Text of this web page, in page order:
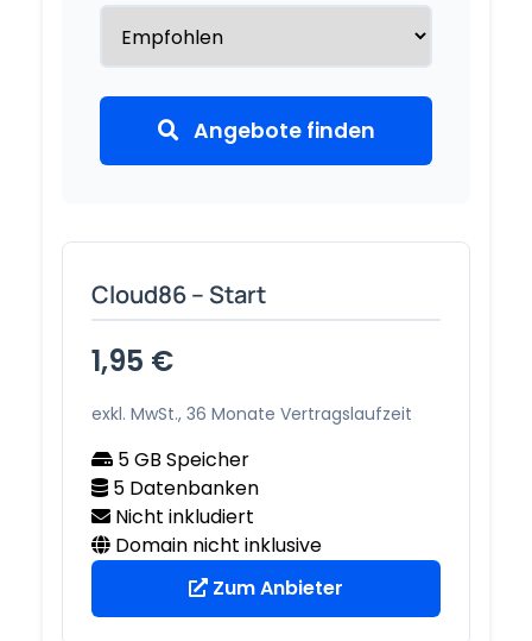
Angebote finden
Cloud86 – Start
1,95 €
exkl. MwSt., 36 Monate Vertragslaufzeit
5 GB Speicher
5 Datenbanken
Nicht inkludiert
Domain nicht inklusive
Zum Anbieter